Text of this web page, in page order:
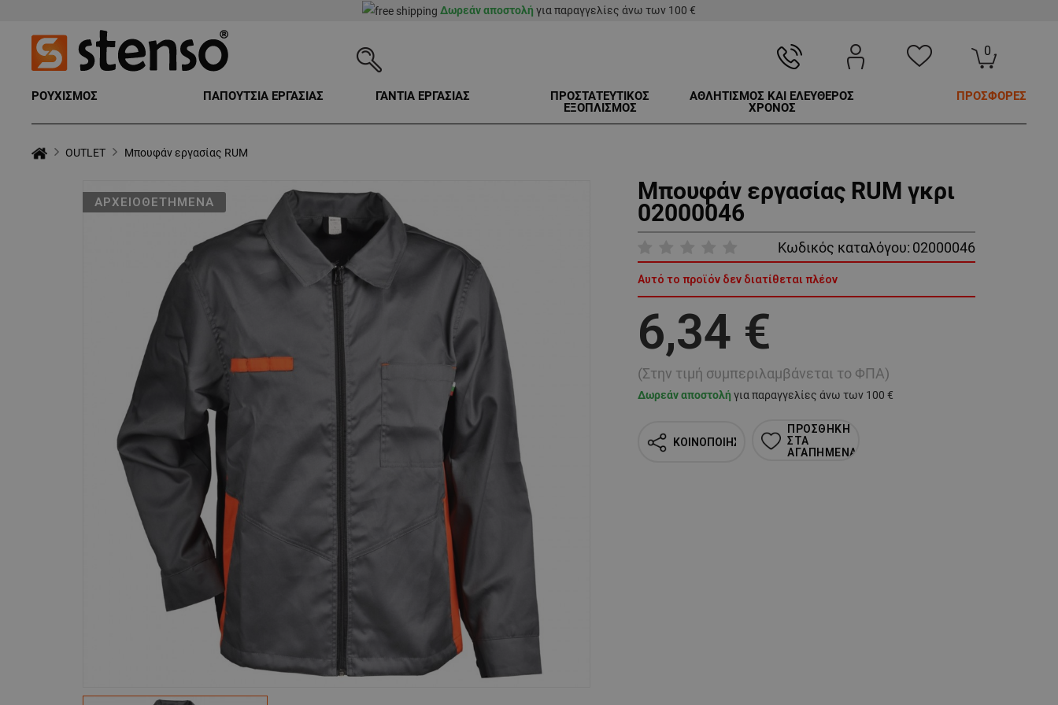
Δωρεάν αποστολή για παραγγελίες άνω των 100 €
0
ΡΟΥΧΙΣΜΟΣ ΠΑΠΟΥΤΣΙΑ ΕΡΓΑΣΙΑΣ ΓΑΝΤΙΑ ΕΡΓΑΣΙΑΣ
ΠΡΟΣΤΑΤΕΥΤΙΚΟΣ
ΕΞΟΠΛΙΣΜΟΣ
ΑΘΛΗΤΙΣΜΟΣ ΚΑΙ ΕΛΕΥΘΕΡΟΣ
ΧΡΟΝΟΣ
ΠΡΟΣΦΟΡΕΣ
OUTLET Μπουφάν εργασίας RUM
ΑΡΧΕΙΟΘΕΤΗΜΈΝΑ
Μπουφάν εργασίας RUM γκρι
02000046
Κωδικός καταλόγου: 02000046
Αυτό το προϊόν δεν διατίθεται πλέον
6,34 €
(Στην τιμή συμπεριλαμβάνεται το ΦΠΑ)
Δωρεάν αποστολή για παραγγελίες άνω των 100 €
ΚΟΙΝΟΠΟΙΗΣΗ
ΠΡΟΣΘΗΚΗ
ΣΤΑ
ΑΓΑΠΗΜΕΝΑ